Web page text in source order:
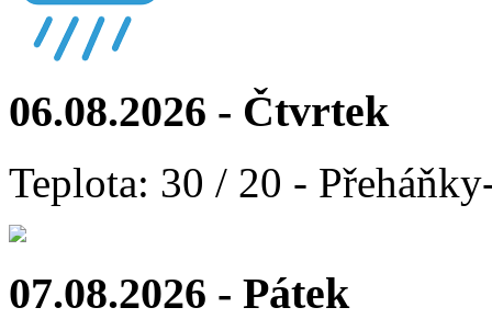
06.08.2026 - Čtvrtek
Teplota: 30 / 20 -
07.08.2026 - Pátek